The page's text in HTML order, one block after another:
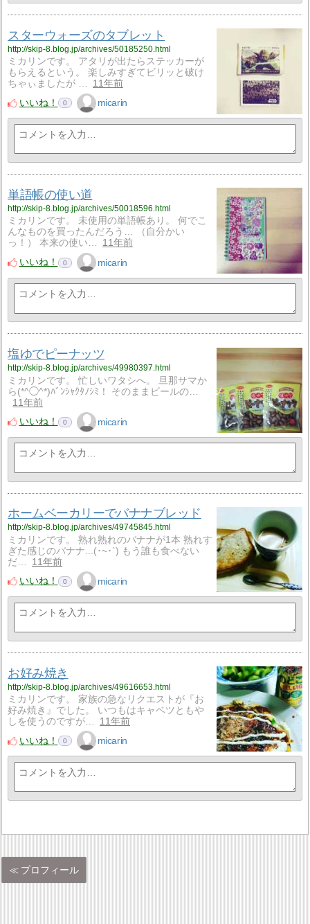
スターウォーズのタブレット
http://skip-8.blog.jp/archives/50185250.html
ミカリンです。 アタリが出たらステッカーが
もらえるという。 楽しみすぎてビリッと破け
ちゃぃましたが …
11年前
いいね！
0 micarin
単語帳の使い道
http://skip-8.blog.jp/archives/50018596.html
ミカリンです。 未使用の単語帳あり。 何でこ
んなものを買ったんだろう… （自分かい
っ！） 本来の使い…
11年前
いいね！
0 micarin
塩ゆでピーナッツ
http://skip-8.blog.jp/archives/49980397.html
ミカリンです。 忙しいワタシへ。 旦那サマか
ら(*^◯^*)ﾊﾞﾝｼｬｸﾀﾉｼﾐ！ そのままビールの…
11年前
いいね！
0 micarin
ホームベーカリーでバナナブレッド
http://skip-8.blog.jp/archives/49745845.html
ミカリンです。 熟れ熟れのバナナが1本 熟れす
ぎた感じのバナナ...(･~･`) もう誰も食べない
だ…
11年前
いいね！
0 micarin
お好み焼き
http://skip-8.blog.jp/archives/49616653.html
ミカリンです。 家族の急なリクエストが『お
好み焼き』でした。 いつもはキャベツともや
しを使うのですが…
11年前
いいね！
0 micarin
プロフィール